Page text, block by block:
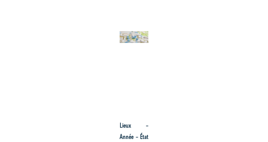
Lieux –
Année – État